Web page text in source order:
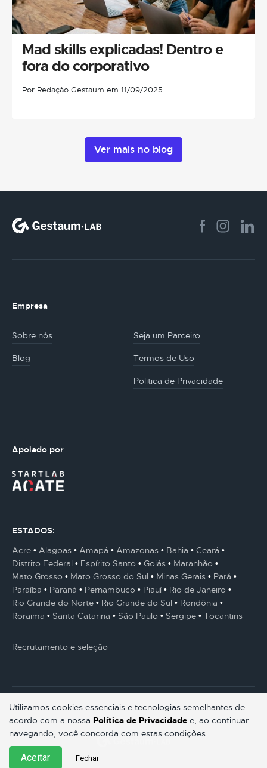
Mad skills explicadas! Dentro e
fora do corporativo
Por Redação Gestaum em 11/09/2025
Ver mais no blog
Utilizamos cookies essenciais e tecnologias semelhantes de
acordo com a nossa Política de Privacidade e, ao continuar
navegando, você concorda com estas condições.
Aceitar Fechar
Empresa
Sobre nós Seja um Parceiro
Blog Termos de Uso
Politica de Privacidade
Apoiado por
ESTADOS:
Acre
Alagoas Amapá Amazonas Bahia
Ceará
Distrito Federal
Espírito Santo Goiás
Maranhão
Mato Grosso
Mato Grosso do Sul Minas Gerais
Pará
Paraíba
Paraná Pernambuco Piauí
Rio de Janeiro
Rio Grande do Norte
Rio Grande do Sul
Rondônia
Roraima
Santa Catarina São Paulo Sergipe Tocantins
Recrutamento e seleção
© Gestaum Lab ® Todos os direitos reservados.